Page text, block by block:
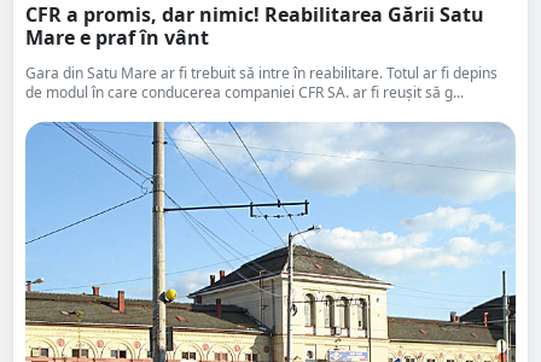
CFR a promis, dar nimic! Reabilitarea Gării Satu
Mare e praf în vânt
Gara din Satu Mare ar fi trebuit să intre în reabilitare. Totul ar fi depins
de modul în care conducerea companiei CFR SA. ar fi reușit să g...